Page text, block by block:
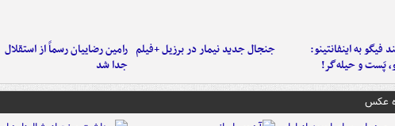
فیگو به اینفانتینو:
پَست‌ و حیله‌گر!
جنجال جدید نیمار در برزیل +فیلم رامین رضاییان رسماً از استقلال
جدا شد
عکس